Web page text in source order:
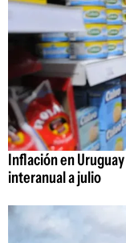
Inflación en
interanual a julio